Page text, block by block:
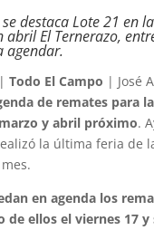
destaca Lote 21 en
abril El Ternerazo,
agendar.
Todo El Campo | José
de remates para
y abril próximo.
la última feria de
en agenda los
de ellos el viernes 17 y